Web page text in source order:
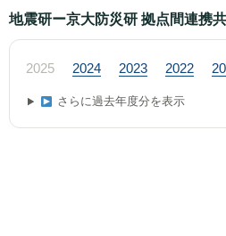
地震研ー京大防災研 拠点間連携
2025 2024 2023 2022
さらに過去年度分を表示